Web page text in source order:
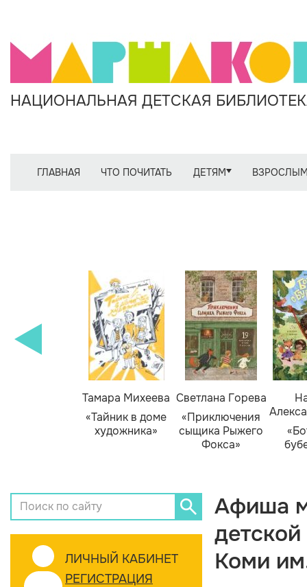
НАЦИОНАЛЬНАЯ ДЕТСКАЯ
ГЛАВНАЯ ЧТО ПОЧИТАТЬ ДЕТЯМ
Тамара Михеева
«Тайник в доме
художника»
Светлана Горева
«Приключения
сыщика Рыжего
Фокса»
ЛИЧНЫЙ КАБИНЕТ
РЕГИСТРАЦИЯ
Афиша
Коми